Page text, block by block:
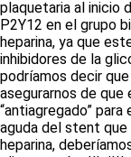
plaquetaria al inicio
P2Y12 en el grupo
heparina, ya que
inhibidores de la
podríamos decir
asegurarnos de
“antiagregado”
aguda del stent que
heparina,